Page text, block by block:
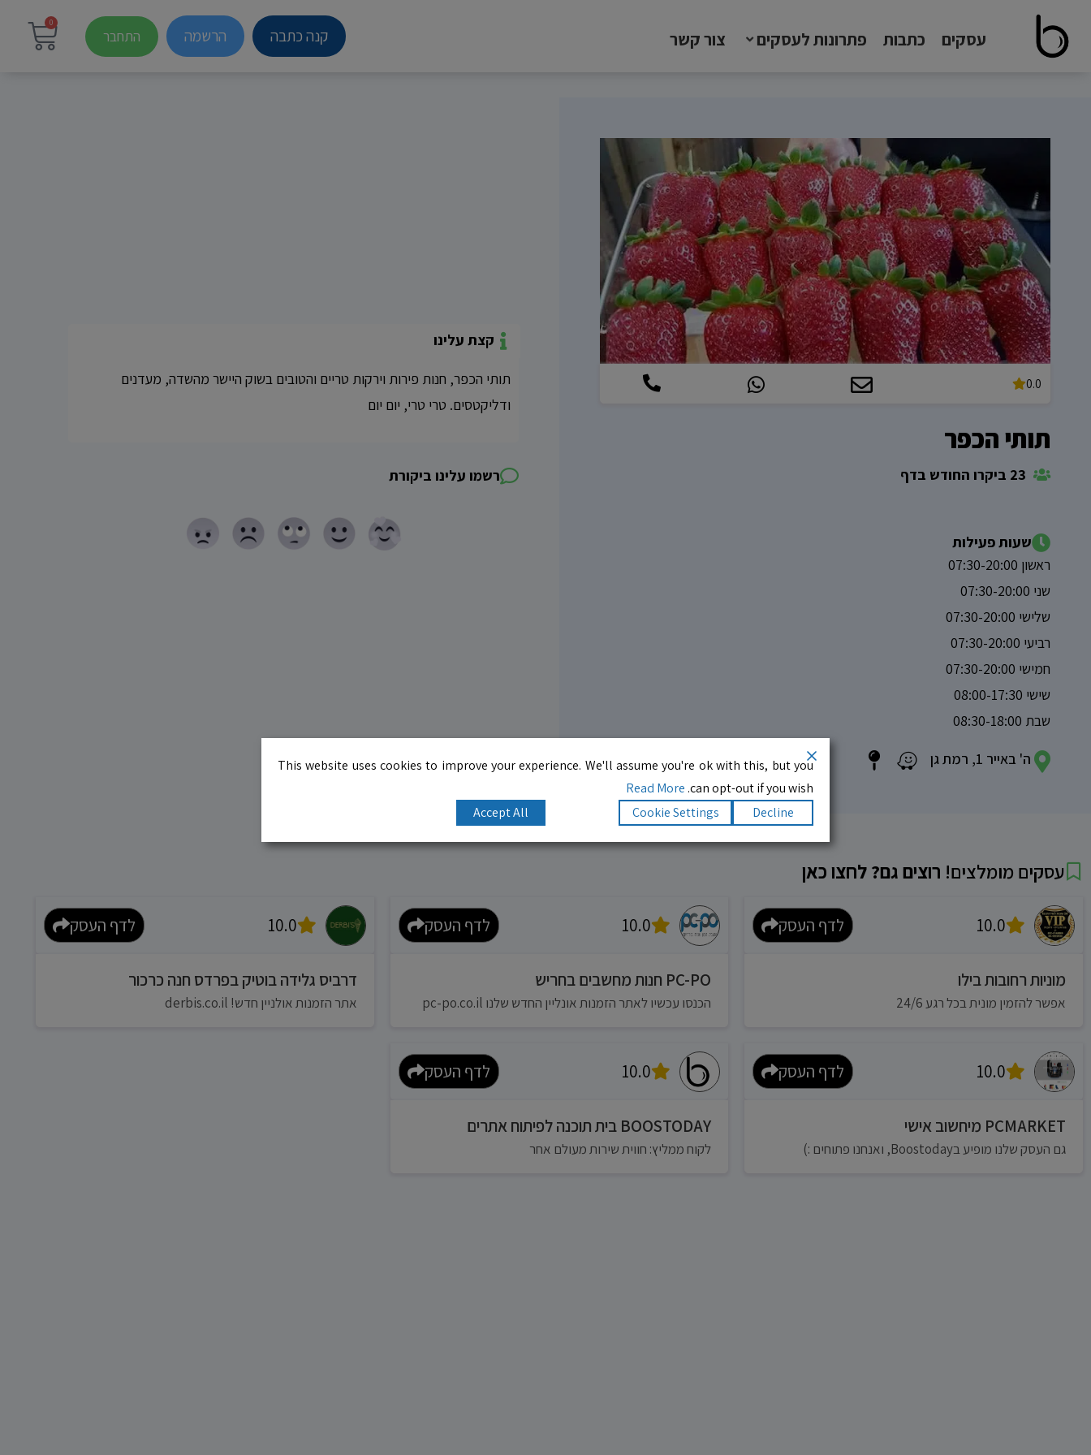
עסקים כתבות פתרונות לעסקים צור קשר קנה כתבה הרשמה התחבר
0
0.0
תותי הכפר
שעות פעילות
ראשון 07:30-20:00
שני 07:30-20:00
שלישי 07:30-20:00
רביעי 07:30-20:00
חמישי 07:30-20:00
שישי 08:00-17:30
שבת 08:30-18:00
ה' באייר 1, רמת גן
קצת עלינו
תותי הכפר, חנות פירות וירקות טריים והטובים בשוק היישר מהשדה, מעדנים
ודליקטסים. טרי טרי, יום יום
רשמו עלינו ביקורת
עסקים מומלצים! רוצים גם? לחצו כאן
10.0 לדף העסק
מוניות רחובות בילו
אפשר להזמין מונית בכל רגע 24/6
10.0 לדף העסק
PC-PO חנות מחשבים בחריש
הכנסו עכשיו לאתר הזמנות אונליין החדש שלנו pc-po.co.il
10.0 לדף העסק
דרביס גלידה בוטיק בפרדס חנה כרכור
אתר הזמנות אולניין חדש! derbis.co.il
10.0 לדף העסק
PCMARKET מיחשוב אישי
גם העסק שלנו מופיע בBoostoday, ואנחנו פתוחים :)
10.0 לדף העסק
BOOSTODAY בית תוכנה לפיתוח אתרים
לקוח ממליץ: חווית שירות מעולם אחר
This website uses cookies to improve your experience. We'll assume you're ok with this, but you
can opt-out if you wish.
Read More
Decline
Cookie Settings
Accept All